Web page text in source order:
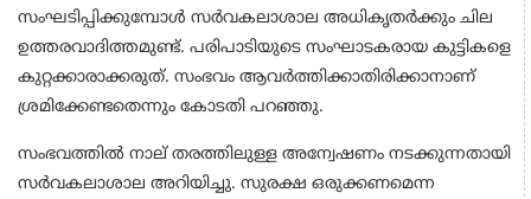
സംഘടിപ്പിക്കുമ്പോള്‍ സര്‍വകലാശാല അധികൃതര്‍ക്കും ചില
ഉത്തരവാദിത്തമുണ്ട്. പരിപാടിയുടെ സംഘാടകരായ കുട്ടികളെ
കുറ്റക്കാരാക്കരുത്. സംഭവം ആവര്‍ത്തിക്കാതിരിക്കാനാണ്
ശ്രമിക്കേണ്ടതെന്നും കോടതി പറഞ്ഞു.
സംഭവത്തില്‍ നാല് തരത്തിലുള്ള അന്വേഷണം നടക്കുന്നതായി
സര്‍വകലാശാല അറിയിച്ചു. സുരക്ഷ ഒരുക്കണമെന്ന